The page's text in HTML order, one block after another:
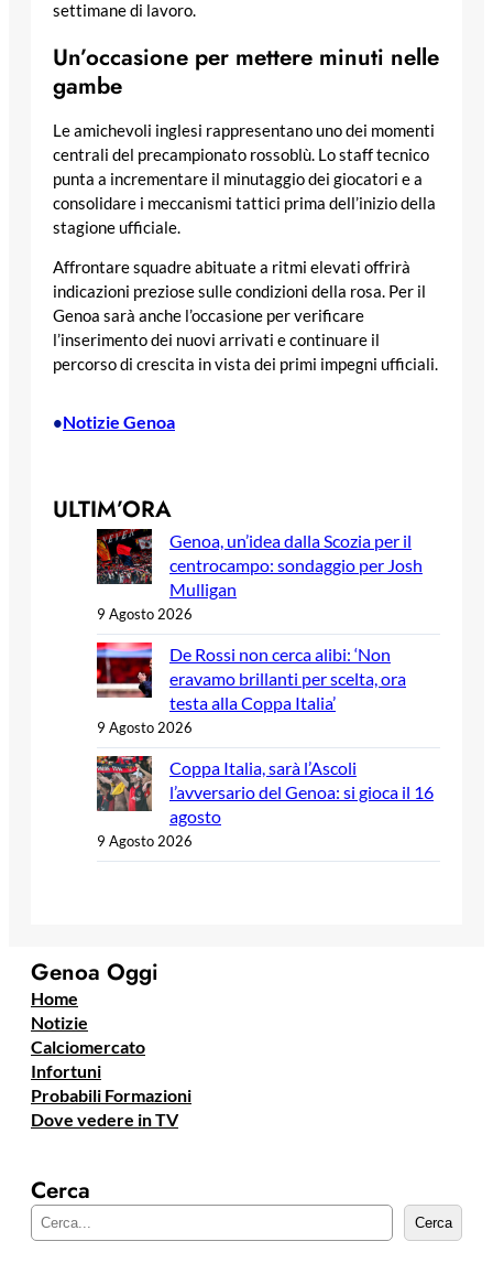
settimane di lavoro.
Un’occasione per mettere minuti nelle
gambe
Le amichevoli inglesi rappresentano uno dei momenti
centrali del precampionato rossoblù. Lo staff tecnico
punta a incrementare il minutaggio dei giocatori e a
consolidare i meccanismi tattici prima dell’inizio della
stagione ufficiale.
Affrontare squadre abituate a ritmi elevati offrirà
indicazioni preziose sulle condizioni della rosa. Per il
Genoa sarà anche l’occasione per verificare
l’inserimento dei nuovi arrivati e continuare il
percorso di crescita in vista dei primi impegni ufficiali.
•Notizie Genoa
ULTIM’ORA
Genoa, un’idea dalla Scozia per il
centrocampo: sondaggio per Josh
Mulligan
9 Agosto 2026
De Rossi non cerca alibi: ‘Non
eravamo brillanti per scelta, ora
testa alla Coppa Italia’
9 Agosto 2026
Coppa Italia, sarà l’Ascoli
l’avversario del Genoa: si gioca il 16
agosto
9 Agosto 2026
Genoa Oggi
Home
Notizie
Calciomercato
Infortuni
Probabili Formazioni
Dove vedere in TV
Cerca
e
Cerca